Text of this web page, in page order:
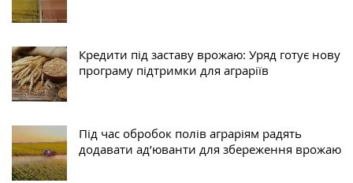
Кредити під заставу врожаю: Уряд готує нову
програму підтримки для аграріїв
Під час обробок полів аграріям радять
додавати ад’юванти для збереження врожаю